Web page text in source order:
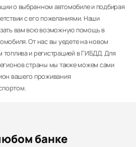
о выбранном автомобиле и подбирая
с его пожеланиями. Наши
вам всю возможную помощь в
От нас вы уедете на новом
и регистрацией в ГИБДД. Для
страны мы также можем сами
вашего проживания
банке